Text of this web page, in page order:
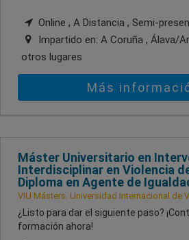
Online , A Distancia , Semi-
Impartido en: A Coruña , Álava/
otros lugares
Más
Máster Universitario en
Interdisciplinar en Violencia
Diploma en Agente de
VIU Másters. Universidad Internacional de
¿Listo para dar el siguiente paso?
formación ahora!